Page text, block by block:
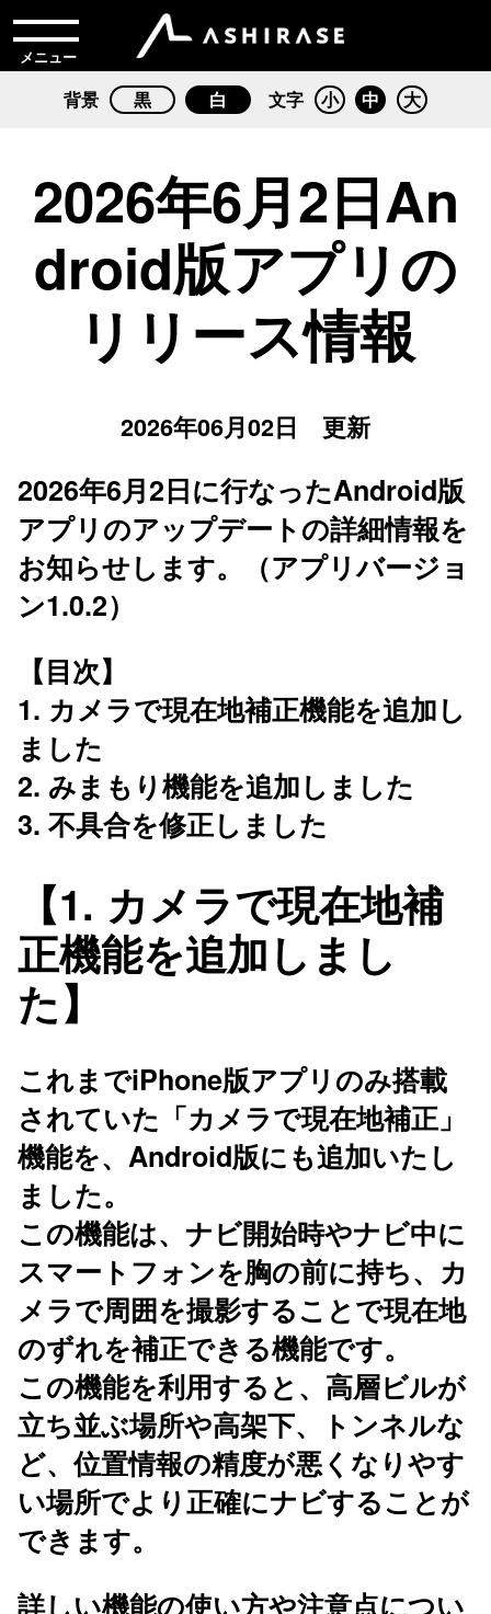
メニュー
背景 黒 白 文字 小 中 大
2026年6月2日An
droid版アプリの
リリース情報
2026年06月02日 更新
2026年6月2日に行なったAndroid版
アプリのアップデートの詳細情報を
お知らせします。（アプリバージョ
ン1.0.2）
【目次】
1. カメラで現在地補正機能を追加し
ました
2. みまもり機能を追加しました
3. 不具合を修正しました
【1. カメラで現在地補
正機能を追加しまし
た】
これまでiPhone版アプリのみ搭載
されていた「カメラで現在地補正」
機能を、Android版にも追加いたし
ました。
この機能は、ナビ開始時やナビ中に
スマートフォンを胸の前に持ち、カ
メラで周囲を撮影することで現在地
のずれを補正できる機能です。​
この機能を利用すると、高層ビルが
立ち並ぶ場所​や高架下、トンネルな
ど、位置情報の精度が悪くなりやす
い場所でより正確にナビすることが
できます。
詳しい機能の使い方や注意点につい